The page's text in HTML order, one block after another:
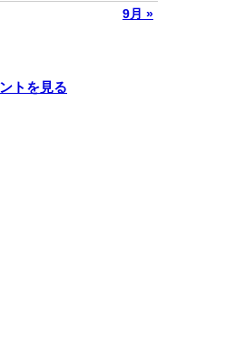
9月 »
トを見る